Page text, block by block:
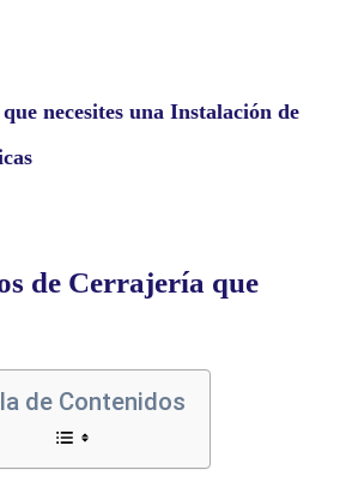
necesites una Instalación de
de Cerrajería que
de Contenidos